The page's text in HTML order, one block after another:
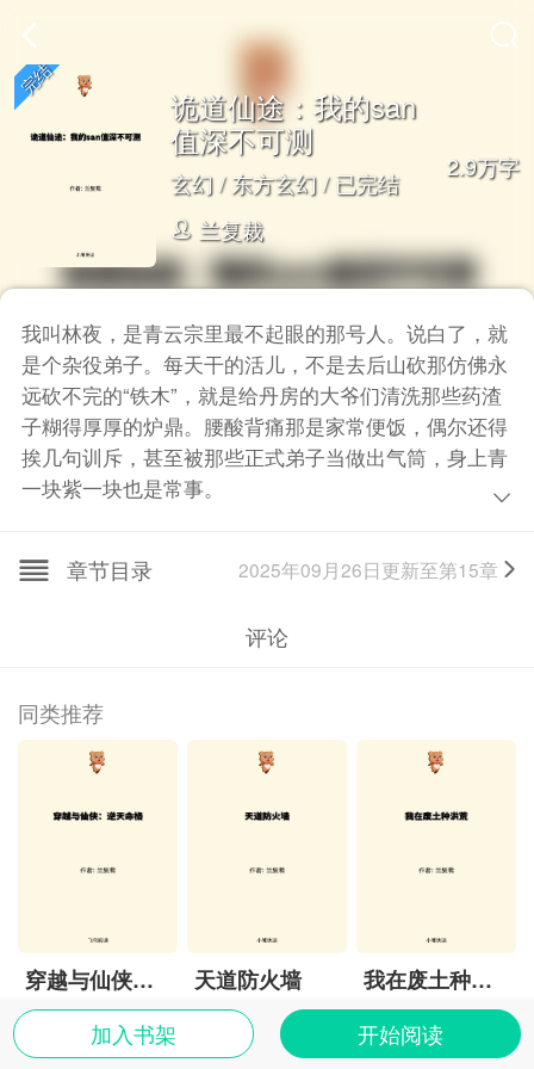
诡道仙途：我的san
值深不可测
玄幻 /东方玄幻 / 已完结
兰复裁
2.9万字
我叫林夜，是青云宗里最不起眼的那号人。说白了，就
是个杂役弟子。每天干的活儿，不是去后山砍那仿佛永
远砍不完的“铁木”，就是给丹房的大爷们清洗那些药渣
子糊得厚厚的炉鼎。腰酸背痛那是家常便饭，偶尔还得
挨几句训斥，甚至被那些正式弟子当做出气筒，身上青
一块紫一块也是常事。
一丝微弱的希望爬上这青云山，妄想能修仙得道，逍遥
样，在这宗门里，就连呼吸都好像低人一等。
我上午砍的铁木规格不对，扣了我晚饭的两个馒头。我
饿着肚子，又被派去清理炼丹房后面堆积如山的药渣。
那味道，呛得人直翻白眼，混合着各种烧糊了的草药和
等我拖着快散架的身子回到我那位于山脚最偏僻角落的
茅屋时，月亮都已经挂得老高了。四周静悄悄的，只有
歹压下了那股饥饿带来的火烧火燎。
就在我准备瘫倒在硬得硌人的木板床上，直接昏死过去
的时候，事情不对劲了。
先是屋子里的温度，好像突然降了好几度。不是那种夜
章节目录 2025年09月26日更新至第15章
评论
同类推荐
穿越与仙侠：逆天命格 天道防火墙 我在废土种洪荒
加入书架 开始阅读